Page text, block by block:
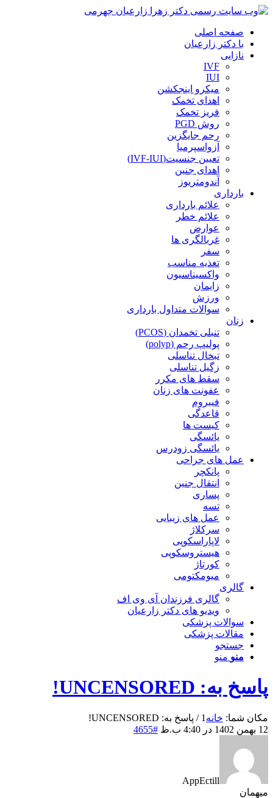
صفحه اصلی
با دکتر زارعیان
نازایی
IVF
IUI
میکرو اینجکشن
اهدای تخمک
فریز تخمک
روش PGD
رحم جایگزین
آزواسپرمیا
تعیین جنسیت(IVF-IUI)
اهدای جنین
آندومتریوز
بارداری
علائم بارداری
علائم خطر
عوارض
غربالگری ها
سفر
تغذیه مناسب
واکسیناسیون
زایمان
ورزش
سوالات متداول بارداری
زنان
تنبلی تخمدان (PCOS)
پولیپ رحم (polyp)
تبخال تناسلی
زگیل تناسلی
سقط های مکرر
عفونت های زنان
فیبروم
قاعدگی
کیست ها
یائسگی
یائسگی زودرس
عمل های جراحی
پانکچر
انتقال جنین
پساری
تسه
عمل های زیبایی
سرکلاژ
لاپاراسکوپی
هیستروسکوپی
کورتاژ
میومکتومی
گالری
گالری فرزندان آی وی اف
ویدیو های دکتر زارعیان
سوالات پزشکی
مقالات پزشکی
جستجو
منو منو
پاسخ به: UNCENSORED!
مکان شما: خانه 1
/ پاسخ به: UNCENSORED!
12 بهمن 1402 در 4:40 ب.ظ
#4655
AppEctill
میهمان